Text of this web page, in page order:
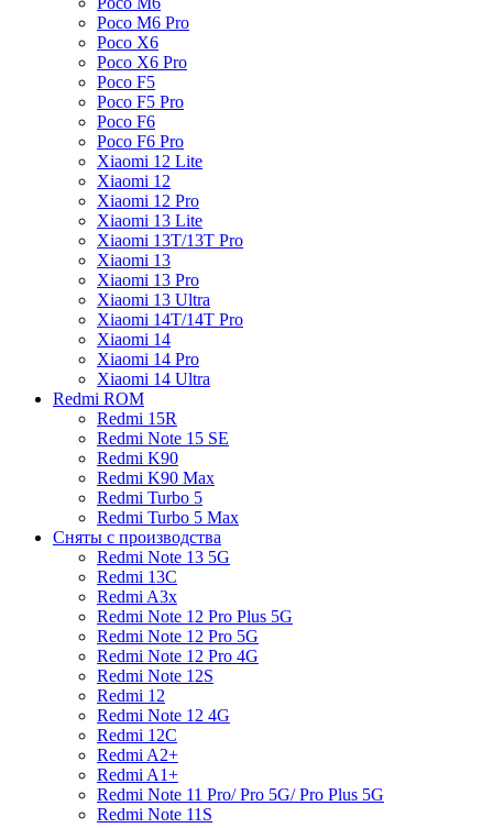
Poco M6 Pro
Poco X6
Poco X6 Pro
Poco F5
Poco F5 Pro
Poco F6
Poco F6 Pro
Xiaomi 12 Lite
Xiaomi 12
Xiaomi 12 Pro
Xiaomi 13 Lite
Xiaomi 13T/13T Pro
Xiaomi 13
Xiaomi 13 Pro
Xiaomi 13 Ultra
Xiaomi 14T/14T Pro
Xiaomi 14
Xiaomi 14 Pro
Xiaomi 14 Ultra
Redmi ROM
Redmi 15R
Redmi Note 15 SE
Redmi K90
Redmi K90 Max
Redmi Turbo 5
Redmi Turbo 5 Max
Сняты с производства
Redmi Note 13 5G
Redmi 13C
Redmi A3x
Redmi Note 12 Pro Plus 5G
Redmi Note 12 Pro 5G
Redmi Note 12 Pro 4G
Redmi Note 12S
Redmi 12
Redmi Note 12 4G
Redmi 12C
Redmi A2+
Redmi A1+
Redmi Note 11 Pro/ Pro 5G/ Pro Plus 5G
Redmi Note 11S